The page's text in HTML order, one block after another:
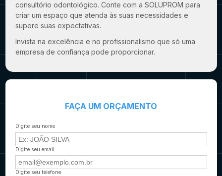
consultório odontológico. Conte com a SOLUPROM para
criar um espaço que atenda às suas necessidades e
supere suas expectativas.
Invista na excelência e no profissionalismo que só uma
empresa de confiança pode proporcionar.
FAÇA UM ORÇAMENTO
Digite seu nome
Digite seu email
Digite seu telefone